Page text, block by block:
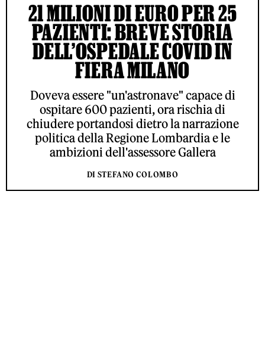
21 MILIONI DI EURO PER 25
PAZIENTI: BREVE STORIA
DELL’OSPEDALE COVID IN
FIERA MILANO
Doveva essere "un'astronave" capace di
ospitare 600 pazienti, ora rischia di
chiudere portandosi dietro la narrazione
politica della Regione Lombardia e le
ambizioni dell'assessore Gallera
DI STEFANO COLOMBO